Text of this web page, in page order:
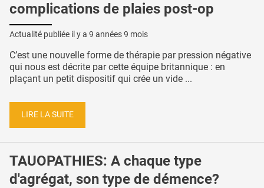
complications de plaies post-op
Actualité publiée il y a 9 années 9 mois
C’est une nouvelle forme de thérapie par pression négative
qui nous est décrite par cette équipe britannique : en
plaçant un petit dispositif qui crée un vide ...
LIRE LA SUITE
TAUOPATHIES: A chaque type
d'agrégat, son type de démence?